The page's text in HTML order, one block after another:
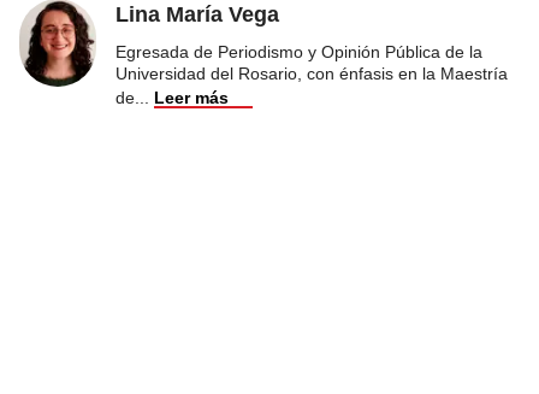
Lina María Vega
Egresada de Periodismo y Opinión Pública de la
Universidad del Rosario, con énfasis en la Maestría
de
Leer más